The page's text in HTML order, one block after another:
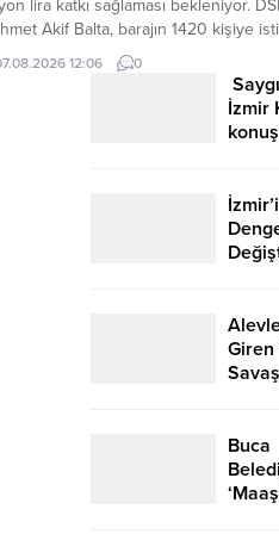
lira katkı sağlaması bekleniyor.
Akif Balta, barajın 1420 kişiye
belirtti. İzmir’in Ödemiş
Ovası’ndaki tarımsal üretimin
hayata geçirilen Aktaş Barajı
12:06 0
İzmir
var
Giren
Buca